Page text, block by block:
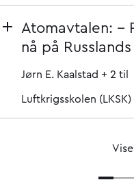
Atomavtalen: −
nå på
Jørn E. Kaalstad + 2 til
Luftkrigsskolen (LKSK)